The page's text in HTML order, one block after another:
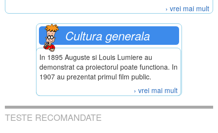
› vrei mai mult
Cultura generala
In 1895 Auguste si Louis Lumiere au
demonstrat ca proiectorul poate functiona. In
1907 au prezentat primul film public.
› vrei mai mult
TESTE RECOMANDATE